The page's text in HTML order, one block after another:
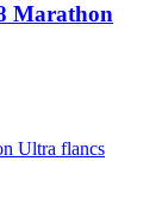
Marathon